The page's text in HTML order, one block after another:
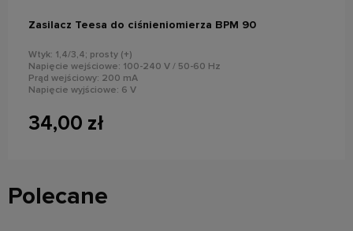
Zasilacz Teesa do ciśnieniomierza BPM 90
Wtyk: 1,4/3,4; prosty (+)
Napięcie wejściowe: 100-240 V / 50-60 Hz
Prąd wejściowy: 200 mA
Napięcie wyjściowe: 6 V
34,00 zł
Polecane